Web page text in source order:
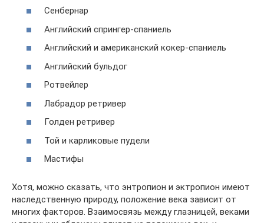
Сенбернар
Английский спрингер-спаниель
Английский и американский кокер-спаниель
Английский бульдог
Ротвейлер
Лабрадор ретривер
Голден ретривер
Той и карликовые пудели
Мастифы
Хотя, можно сказать, что энтропион и эктропион имеют
наследственную природу, положение века зависит от
многих факторов. Взаимосвязь между глазницей, веками